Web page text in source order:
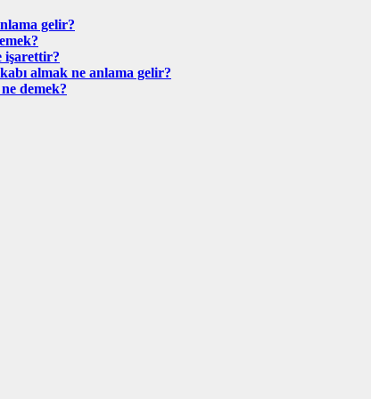
gelir?
işarettir?
almak ne anlama gelir?
demek?